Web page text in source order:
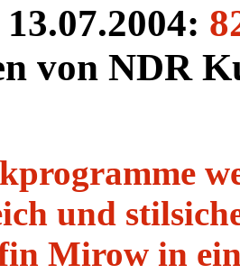
von NDR
und
Mirow in